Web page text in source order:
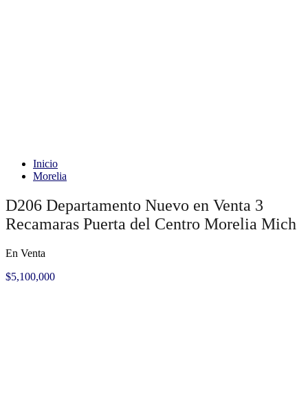
Inicio
Morelia
D206 Departamento Nuevo en Venta 3
Recamaras Puerta del Centro Morelia Mich
En Venta
$5,100,000